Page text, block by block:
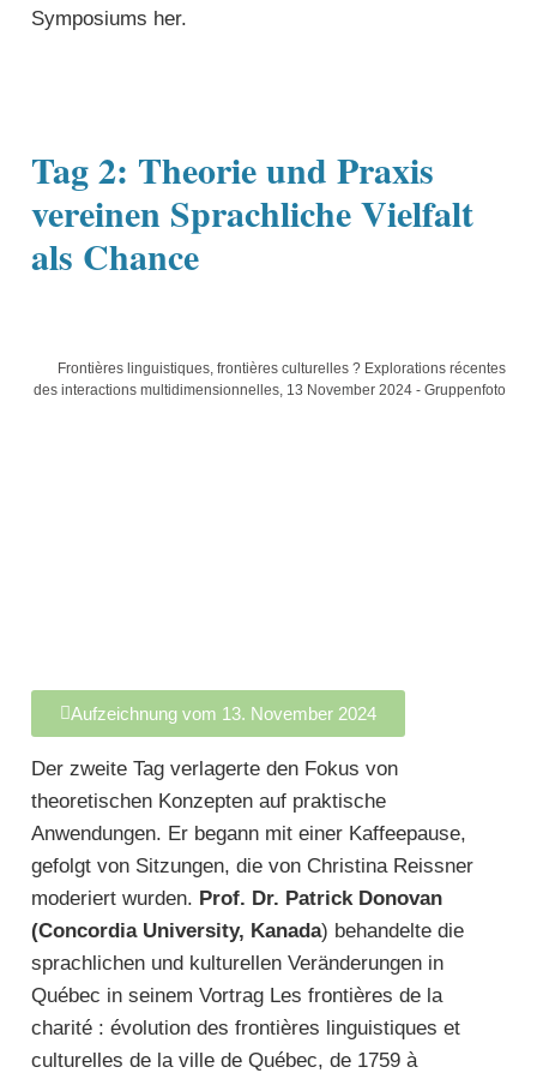
Symposiums her.
Tag 2: Theorie und Praxis
vereinen Sprachliche Vielfalt
als Chance
Frontières linguistiques, frontières culturelles ? Explorations récentes
des interactions multidimensionnelles, 13 November 2024 - Gruppenfoto
Aufzeichnung vom 13. November 2024
Der zweite Tag verlagerte den Fokus von
theoretischen Konzepten auf praktische
Anwendungen. Er begann mit einer Kaffeepause,
gefolgt von Sitzungen, die von Christina Reissner
moderiert wurden. Prof. Dr. Patrick Donovan
(Concordia University, Kanada) behandelte die
sprachlichen und kulturellen Veränderungen in
Québec in seinem Vortrag Les frontières de la
charité : évolution des frontières linguistiques et
culturelles de la ville de Québec, de 1759 à